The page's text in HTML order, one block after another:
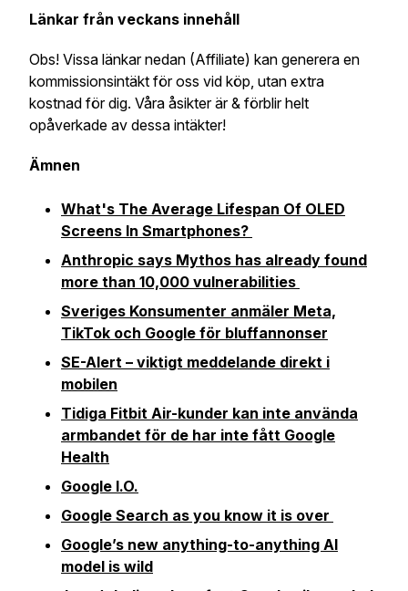
Länkar från veckans innehåll
Obs! Vissa länkar nedan (Affiliate) kan generera en
kommissionsintäkt för oss vid köp, utan extra
kostnad för dig. Våra åsikter är & förblir helt
opåverkade av dessa intäkter!
Ämnen
What's The Average Lifespan Of OLED
Screens In Smartphones?
Anthropic says Mythos has already found
more than 10,000 vulnerabilities
Sveriges Konsumenter anmäler Meta,
TikTok och Google för bluffannonser
SE-Alert – viktigt meddelande direkt i
mobilen
Tidiga Fitbit Air-kunder kan inte använda
armbandet för de har inte fått Google
Health
Google I.O.
Google Search as you know it is over
Google’s new anything-to-anything AI
model is wild